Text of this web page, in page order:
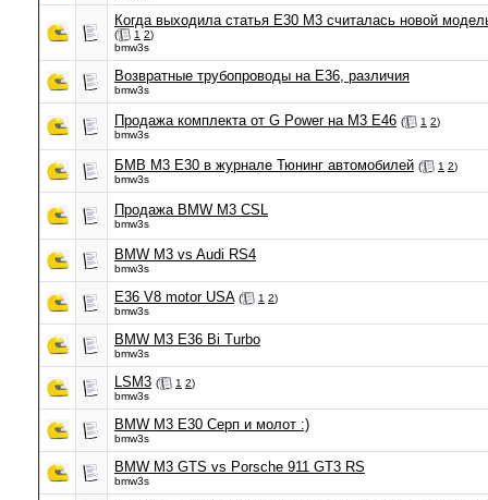
Когда выходила статья Е30 М3 считалась новой
( 1 2)
bmw3s
Возвратные трубопроводы на Е36, различия
bmw3s
Продажа комплекта от G Power на М3 E46 ( 1 2)
bmw3s
БМВ М3 Е30 в журнале Тюнинг автомобилей ( 1 2)
bmw3s
Продажа BMW M3 CSL
bmw3s
BMW M3 vs Audi RS4
bmw3s
E36 V8 motor USA ( 1 2)
bmw3s
BMW M3 E36 Bi Turbo
bmw3s
LSM3 ( 1 2)
bmw3s
BMW M3 E30 Серп и молот :)
bmw3s
BMW M3 GTS vs Porsche 911 GT3 RS
bmw3s